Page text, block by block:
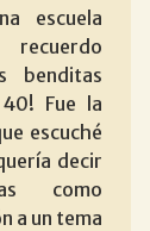
escuela
benditas
Fue la
escuché
decir
como
a un tema